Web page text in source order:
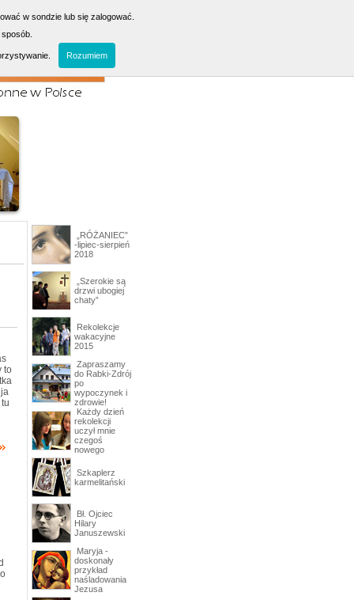
to
„RÓŻANIEC”
-lipiec-sierpień
2018
„Szerokie są
drzwi ubogiej
chaty”
Rekolekcje
wakacyjne
2015
Zapraszamy
do Rabki-Zdrój
po
wypoczynek i
zdrowie!
Każdy dzień
rekolekcji
uczył mnie
czegoś
nowego
Szkaplerz
karmelitański
Bł. Ojciec
Hilary
Januszewski
Maryja -
doskonały
przykład
naśladowania
Jezusa
w sondzie lub się zalogować.
Rozumiem